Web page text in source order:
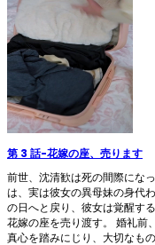
第 3 話-花嫁の座、売ります
前世、沈清歓は死の間際にな
は、実は彼女の異母妹の身代
の日へと戻り、彼女は覚醒す
花嫁の座を売り渡す。 婚礼前
真心を踏みにじり、大切なも